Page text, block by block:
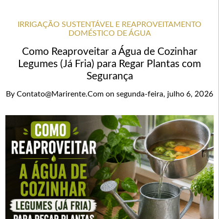
IRRIGAÇÃO SUSTENTÁVEL E REAPROVEITAMENTO
DOMÉSTICO DE ÁGUA
Como Reaproveitar a Água de Cozinhar
Legumes (Já Fria) para Regar Plantas com
Segurança
By Contato@marirente.com on segunda-feira, julho 6, 2026